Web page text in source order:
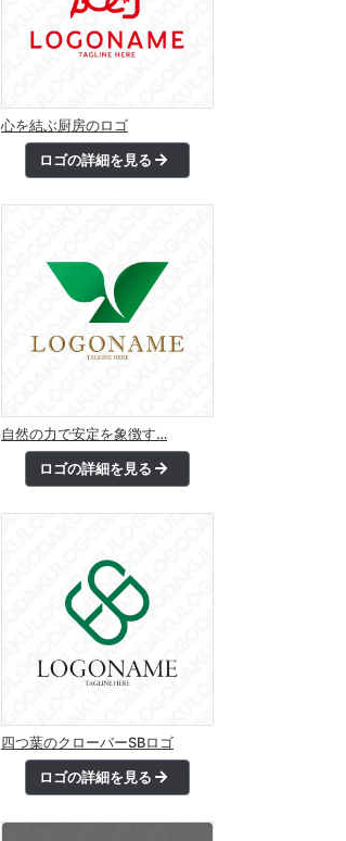
心を結ぶ厨房のロゴ
ロゴの詳細を見る
自然の力で安定を象徴す…
ロゴの詳細を見る
四つ葉のクローバーSBロゴ
ロゴの詳細を見る